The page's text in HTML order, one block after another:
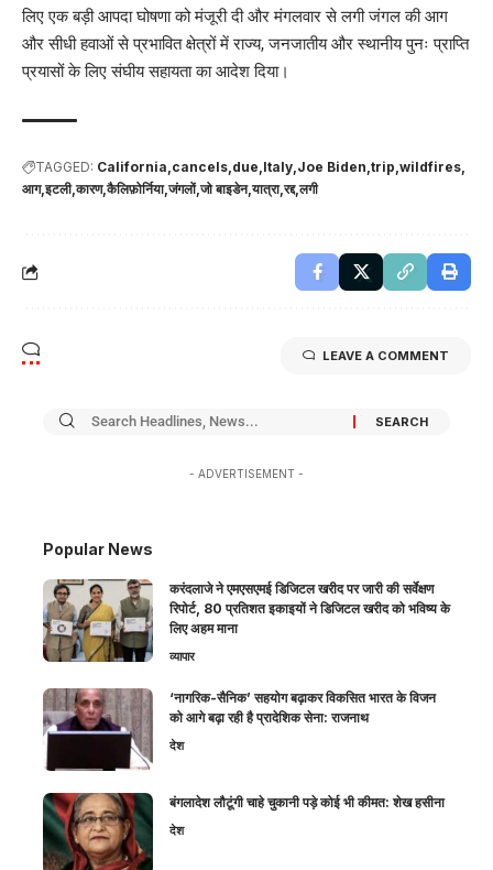
लिए एक बड़ी आपदा घोषणा को मंजूरी दी और मंगलवार से लगी जंगल की आग
और सीधी हवाओं से प्रभावित क्षेत्रों में राज्य, जनजातीय और स्थानीय पुनः प्राप्ति
प्रयासों के लिए संघीय सहायता का आदेश दिया।
TAGGED: California cancels due Italy Joe Biden trip wildfires
आग इटली कारण कैलिफ़ोर्निया जंगलों जो बाइडेन यात्रा रद्द लगी
LEAVE A COMMENT
- ADVERTISEMENT -
Popular News
करंदलाजे ने एमएसएमई डिजिटल खरीद पर जारी की सर्वेक्षण
रिपोर्ट, 80 प्रतिशत इकाइयों ने डिजिटल खरीद को भविष्य के
लिए अहम माना
व्यापार
‘नागरिक-सैनिक’ सहयोग बढ़ाकर विकसित भारत के विजन
को आगे बढ़ा रही है प्रादेशिक सेना: राजनाथ
देश
बंगलादेश लौटूंगी चाहे चुकानी पड़े कोई भी कीमत: शेख हसीना
देश